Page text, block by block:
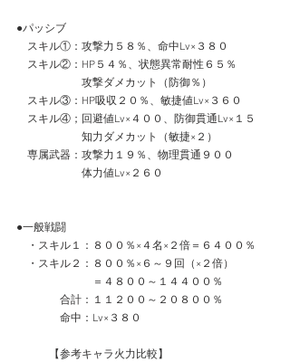
●パッシブ
スキル①：攻撃力５８％、命中Lv×３８０
スキル②：HP５４％、状態異常耐性６５％
攻撃ダメカット（防御％）
スキル③：HP吸収２０％、敏捷値Lv×３６０
スキル④；回避値Lv×４００、防御貫通Lv×１５
知力ダメカット（敏捷×２）
専属武器：攻撃力１９％、物理貫通９００
体力値Lv×２６０
●一般戦闘
・スキル１：８００％×４名×２倍＝６４００％
・スキル２：８００％×６～９回（×２倍）
＝４８００～１４４００％
合計：１１２００～２０８００％
命中：Lv×３８０
【参考キャラ火力比較】